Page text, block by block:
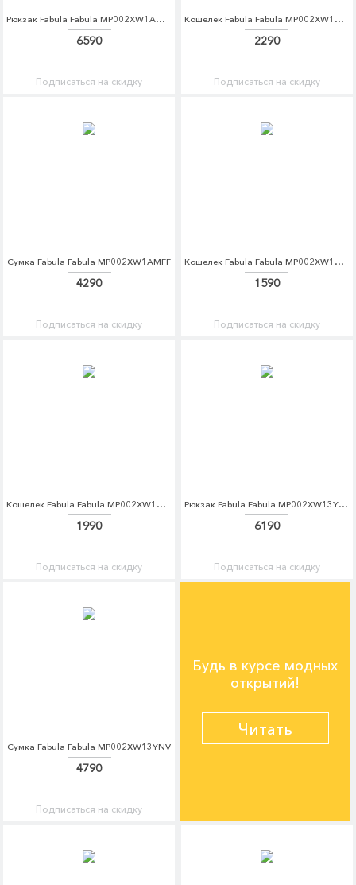
Рюкзак Fabula Fabula MP002XW1AMG8
6590
Подписаться на скидку
Кошелек Fabula Fabula MP002XW1AMIK
2290
Подписаться на скидку
Сумка Fabula Fabula MP002XW1AMFF
4290
Подписаться на скидку
Кошелек Fabula Fabula MP002XW1AMHI
1590
Подписаться на скидку
Кошелек Fabula Fabula MP002XW1AMJC
1990
Подписаться на скидку
Рюкзак Fabula Fabula MP002XW13YMX
6190
Подписаться на скидку
Сумка Fabula Fabula MP002XW13YNV
4790
Подписаться на скидку
Будь в курсе модных
открытий!
Читать